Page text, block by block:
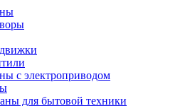
с электроприводом
для бытовой техники